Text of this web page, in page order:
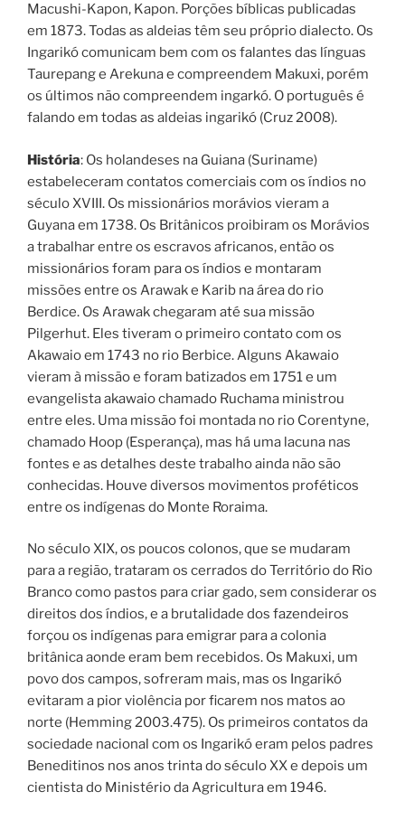
Macushi-Kapon, Kapon. Porções bíblicas publicadas
em 1873. Todas as aldeias têm seu próprio dialecto. Os
Ingarikó comunicam bem com os falantes das línguas
Taurepang e Arekuna e compreendem Makuxi, porém
os últimos não compreendem ingarkó. O português é
falando em todas as aldeias ingarikó (Cruz 2008).
História: Os holandeses na Guiana (Suriname)
estabeleceram contatos comerciais com os índios no
século XVIII. Os missionários morávios vieram a
Guyana em 1738. Os Britânicos proibiram os Morávios
a trabalhar entre os escravos africanos, então os
missionários foram para os índios e montaram
missões entre os Arawak e Karib na área do rio
Berdice. Os Arawak chegaram até sua missão
Pilgerhut. Eles tiveram o primeiro contato com os
Akawaio em 1743 no rio Berbice. Alguns Akawaio
vieram à missão e foram batizados em 1751 e um
evangelista akawaio chamado Ruchama ministrou
entre eles. Uma missão foi montada no rio Corentyne,
chamado Hoop (Esperança), mas há uma lacuna nas
fontes e as detalhes deste trabalho ainda não são
conhecidas. Houve diversos movimentos proféticos
entre os indígenas do Monte Roraima.
No século XIX, os poucos colonos, que se mudaram
para a região, trataram os cerrados do Território do Rio
Branco como pastos para criar gado, sem considerar os
direitos dos índios, e a brutalidade dos fazendeiros
forçou os indígenas para emigrar para a colonia
britânica aonde eram bem recebidos. Os Makuxi, um
povo dos campos, sofreram mais, mas os Ingarikó
evitaram a pior violência por ficarem nos matos ao
norte (Hemming 2003.475). Os primeiros contatos da
sociedade nacional com os Ingarikó eram pelos padres
Beneditinos nos anos trinta do século XX e depois um
cientista do Ministério da Agricultura em 1946.